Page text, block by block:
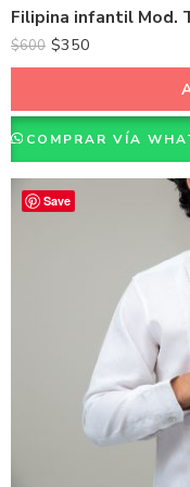
$600 $350
COMPRAR VÍA
Save
Azul Marino
Hueso
Negro